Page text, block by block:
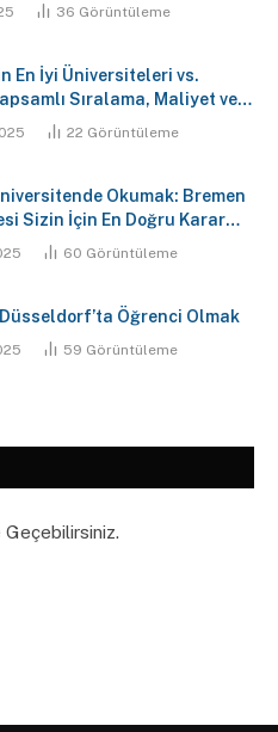
36 Görüntüleme
En İyi Üniversiteleri vs.
Sıralama, Maliyet ve
Raporu
22 Görüntüleme
Okumak: Bremen
Sizin İçin En Doğru Karar
60 Görüntüleme
Öğrenci Olmak
59 Görüntüleme
Geçebilirsiniz.